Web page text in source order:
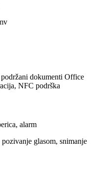
dokumenti Office
NFC podrška
alarm
glasom, snimanje